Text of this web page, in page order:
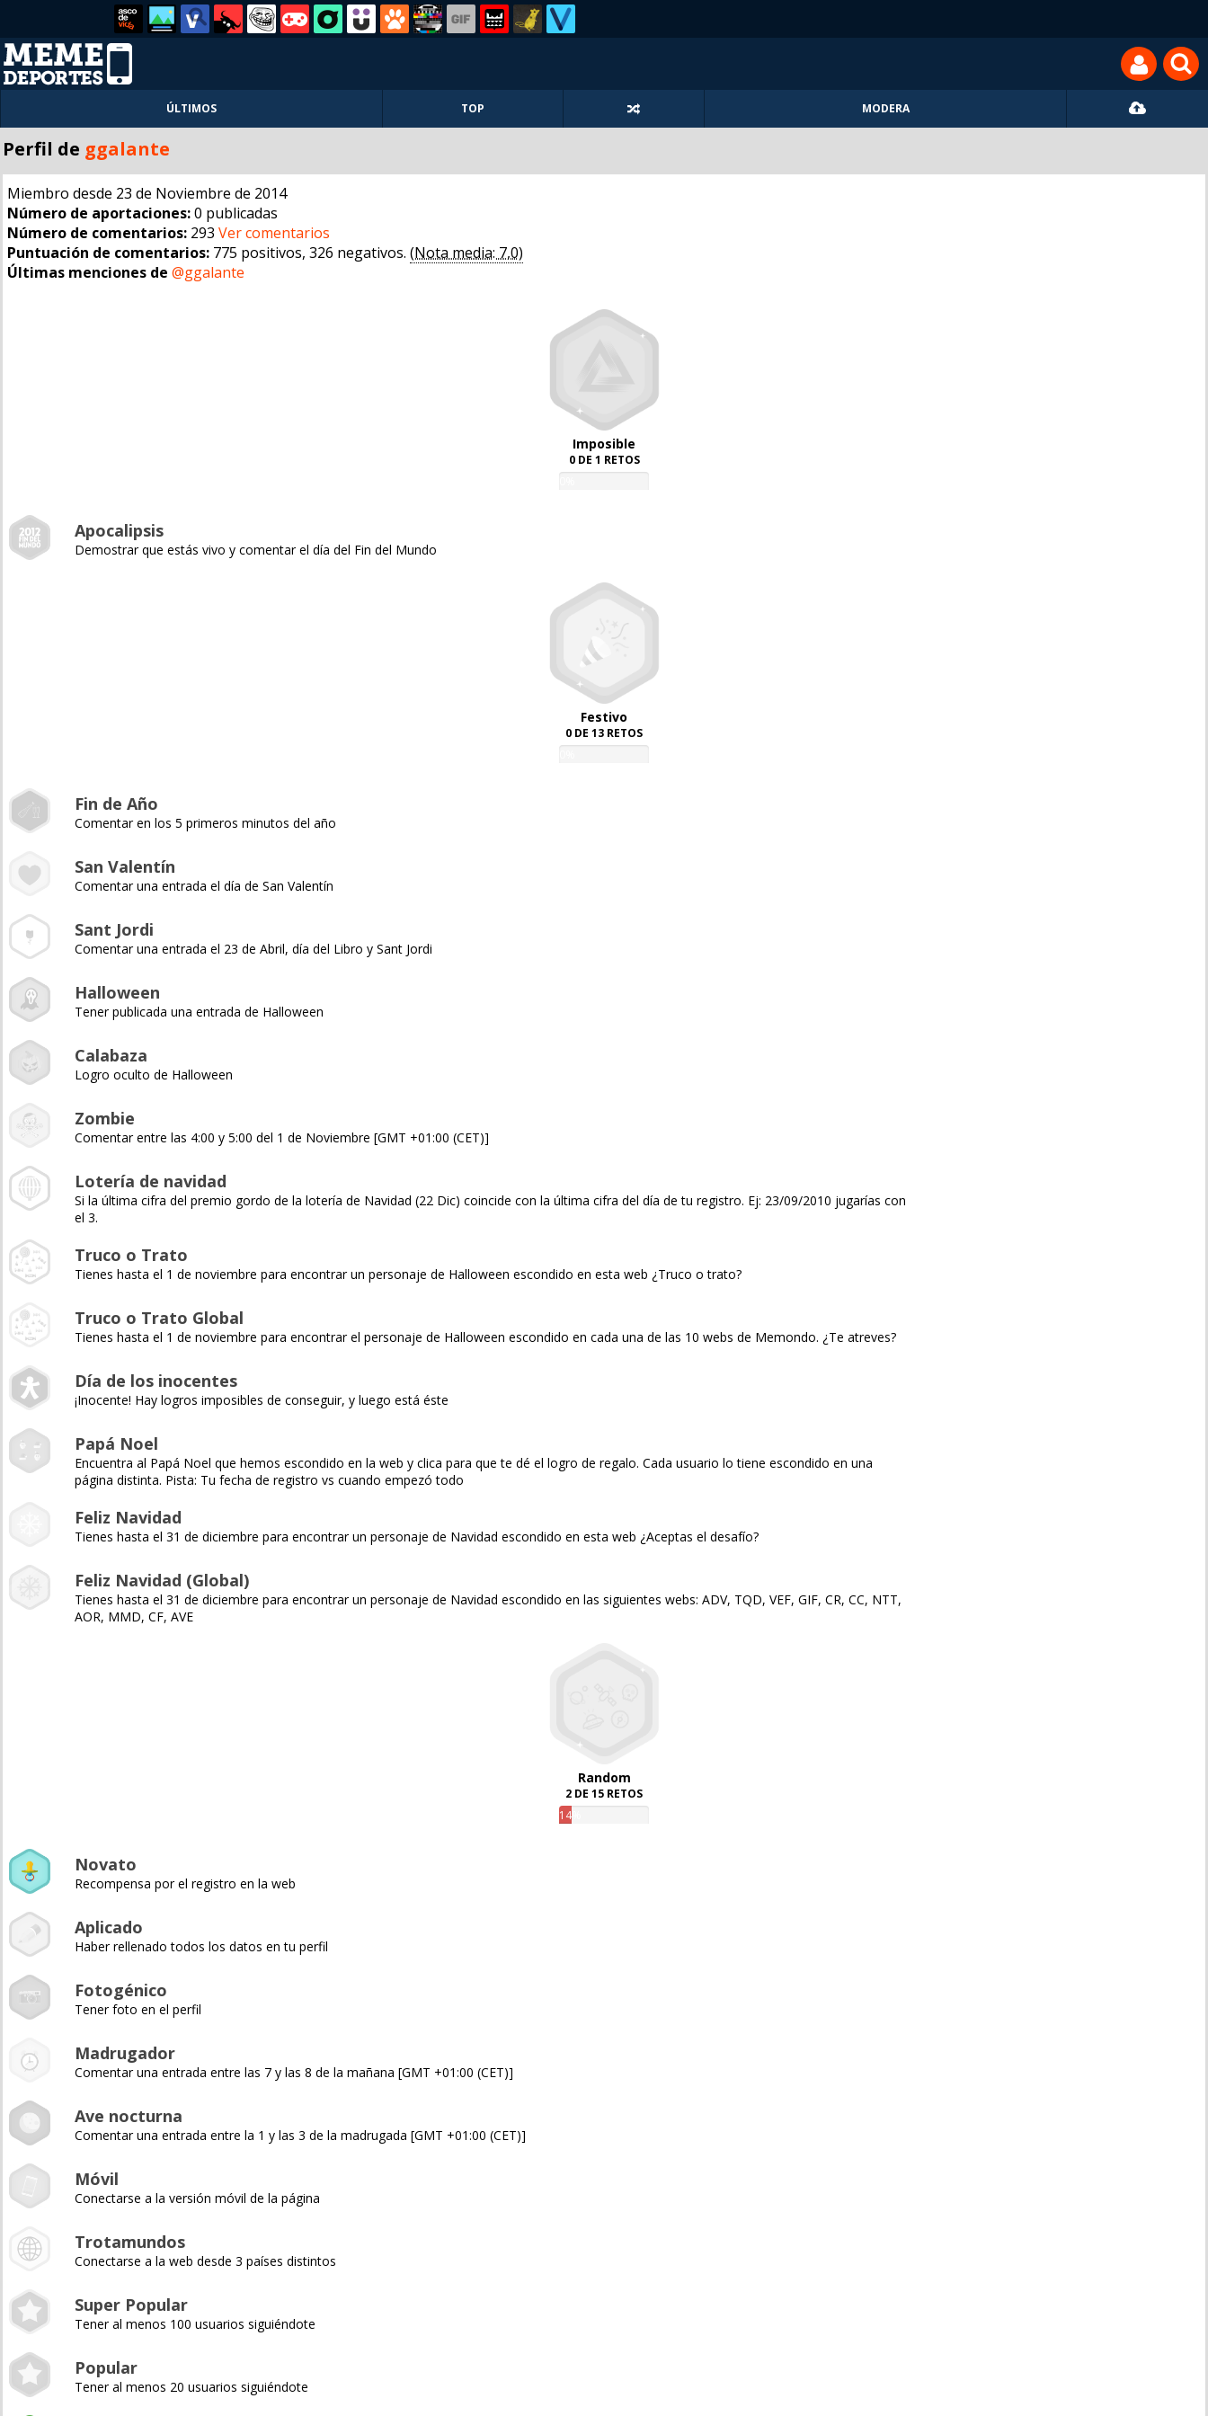
ÚLTIMOS TOP MODERA
Perfil de ggalante
Miembro desde 23 de Noviembre de 2014
Número de aportaciones:0 publicadas
Número de comentarios: 293 Ver comentarios
Puntuación de comentarios: 775 positivos, 326 negativos. (Nota media: 7,0)
Últimas menciones de @ggalante
Imposible
0 DE 1 RETOS
Apocalipsis
Demostrar que estás vivo y comentar el día del Fin del Mundo
Festivo
0 DE 13 RETOS
Fin de Año
Comentar en los 5 primeros minutos del año
San Valentín
Comentar una entrada el día de San Valentín
Sant Jordi
Comentar una entrada el 23 de Abril, día del Libro y Sant Jordi
Halloween
Tener publicada una entrada de Halloween
Calabaza
Logro oculto de Halloween
Zombie
Comentar entre las 4:00 y 5:00 del 1 de Noviembre [GMT +01:00 (CET)]
Lotería de navidad
Si la última cifra del premio gordo de la lotería de Navidad (22 Dic) coincide con la última cifra del día de tu registro. Ej: 23/09/2010 jugarías con
el 3.
Truco o Trato
Tienes hasta el 1 de noviembre para encontrar un personaje de Halloween escondido en esta web ¿Truco o trato?
Truco o Trato Global
Tienes hasta el 1 de noviembre para encontrar el personaje de Halloween escondido en cada una de las 10 webs de Memondo. ¿Te atreves?
Día de los inocentes
¡Inocente! Hay logros imposibles de conseguir, y luego está éste
Papá Noel
Encuentra al Papá Noel que hemos escondido en la web y clica para que te dé el logro de regalo. Cada usuario lo tiene escondido en una
página distinta. Pista: Tu fecha de registro vs cuando empezó todo
Feliz Navidad
Tienes hasta el 31 de diciembre para encontrar un personaje de Navidad escondido en esta web ¿Aceptas el desafío?
Feliz Navidad (Global)
Tienes hasta el 31 de diciembre para encontrar un personaje de Navidad escondido en las siguientes webs: ADV, TQD, VEF, GIF, CR, CC, NTT,
AOR, MMD, CF, AVE
Random
2 DE 15 RETOS
14%
Novato
Recompensa por el registro en la web
Aplicado
Haber rellenado todos los datos en tu perfil
Fotogénico
Tener foto en el perfil
Madrugador
Comentar una entrada entre las 7 y las 8 de la mañana [GMT +01:00 (CET)]
Ave nocturna
Comentar una entrada entre la 1 y las 3 de la madrugada [GMT +01:00 (CET)]
Móvil
Conectarse a la versión móvil de la página
Trotamundos
Conectarse a la web desde 3 países distintos
Super Popular
Tener al menos 100 usuarios siguiéndote
Popular
Tener al menos 20 usuarios siguiéndote